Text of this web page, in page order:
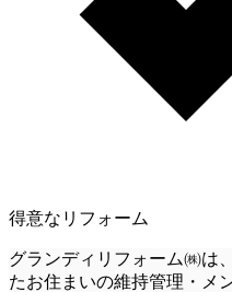
得意なリフォーム
グランディリフォーム㈱は
たお住まいの維持管理・メ